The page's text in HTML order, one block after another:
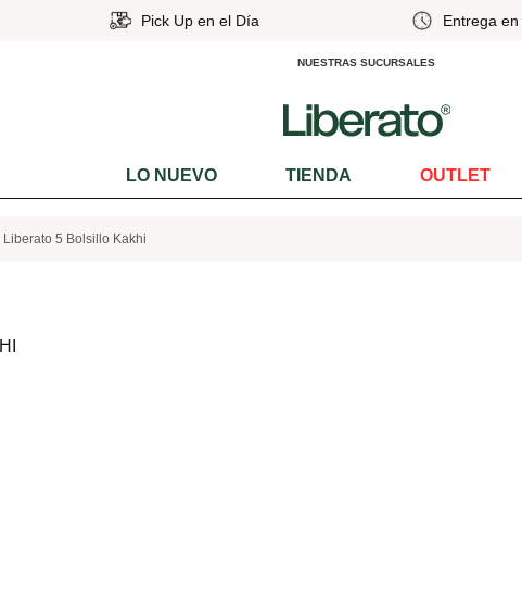
Pick Up en el Día Entrega
NUESTRAS SUCURSALES
LO NUEVO TIENDA OUTLET
Liberato 5 Bolsillo Kakhi